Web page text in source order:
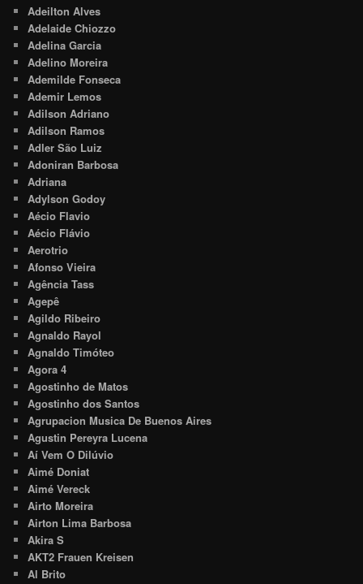
Adeilton Alves
Adelaide Chiozzo
Adelina Garcia
Adelino Moreira
Ademilde Fonseca
Ademir Lemos
Adilson Adriano
Adilson Ramos
Adler São Luiz
Adoniran Barbosa
Adriana
Adylson Godoy
Aécio Flavio
Aécio Flávio
Aerotrio
Afonso Vieira
Agência Tass
Agepê
Agildo Ribeiro
Agnaldo Rayol
Agnaldo Timóteo
Agora 4
Agostinho de Matos
Agostinho dos Santos
Agrupacion Musica De Buenos Aires
Agustin Pereyra Lucena
Aí Vem O Dilúvio
Aimé Doniat
Aimé Vereck
Airto Moreira
Airton Lima Barbosa
Akira S
AKT2 Frauen Kreisen
Al Brito